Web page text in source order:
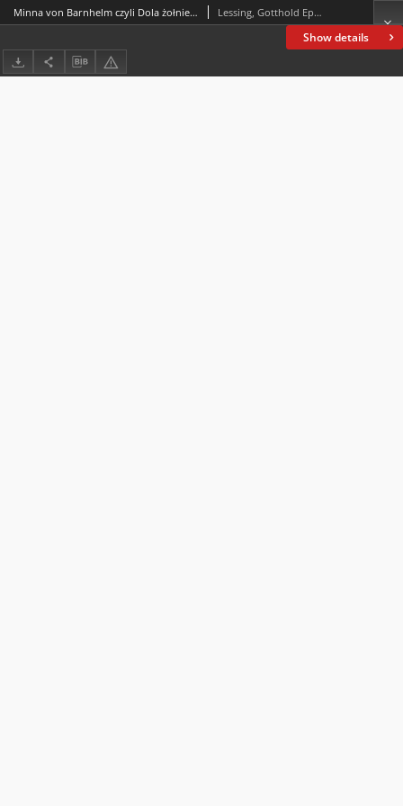
Show details
Minna von Barnhelm czyli Dola żołnierska : komedya w 5 aktach Lessing, Gotthold Ephraim (1729-1781)